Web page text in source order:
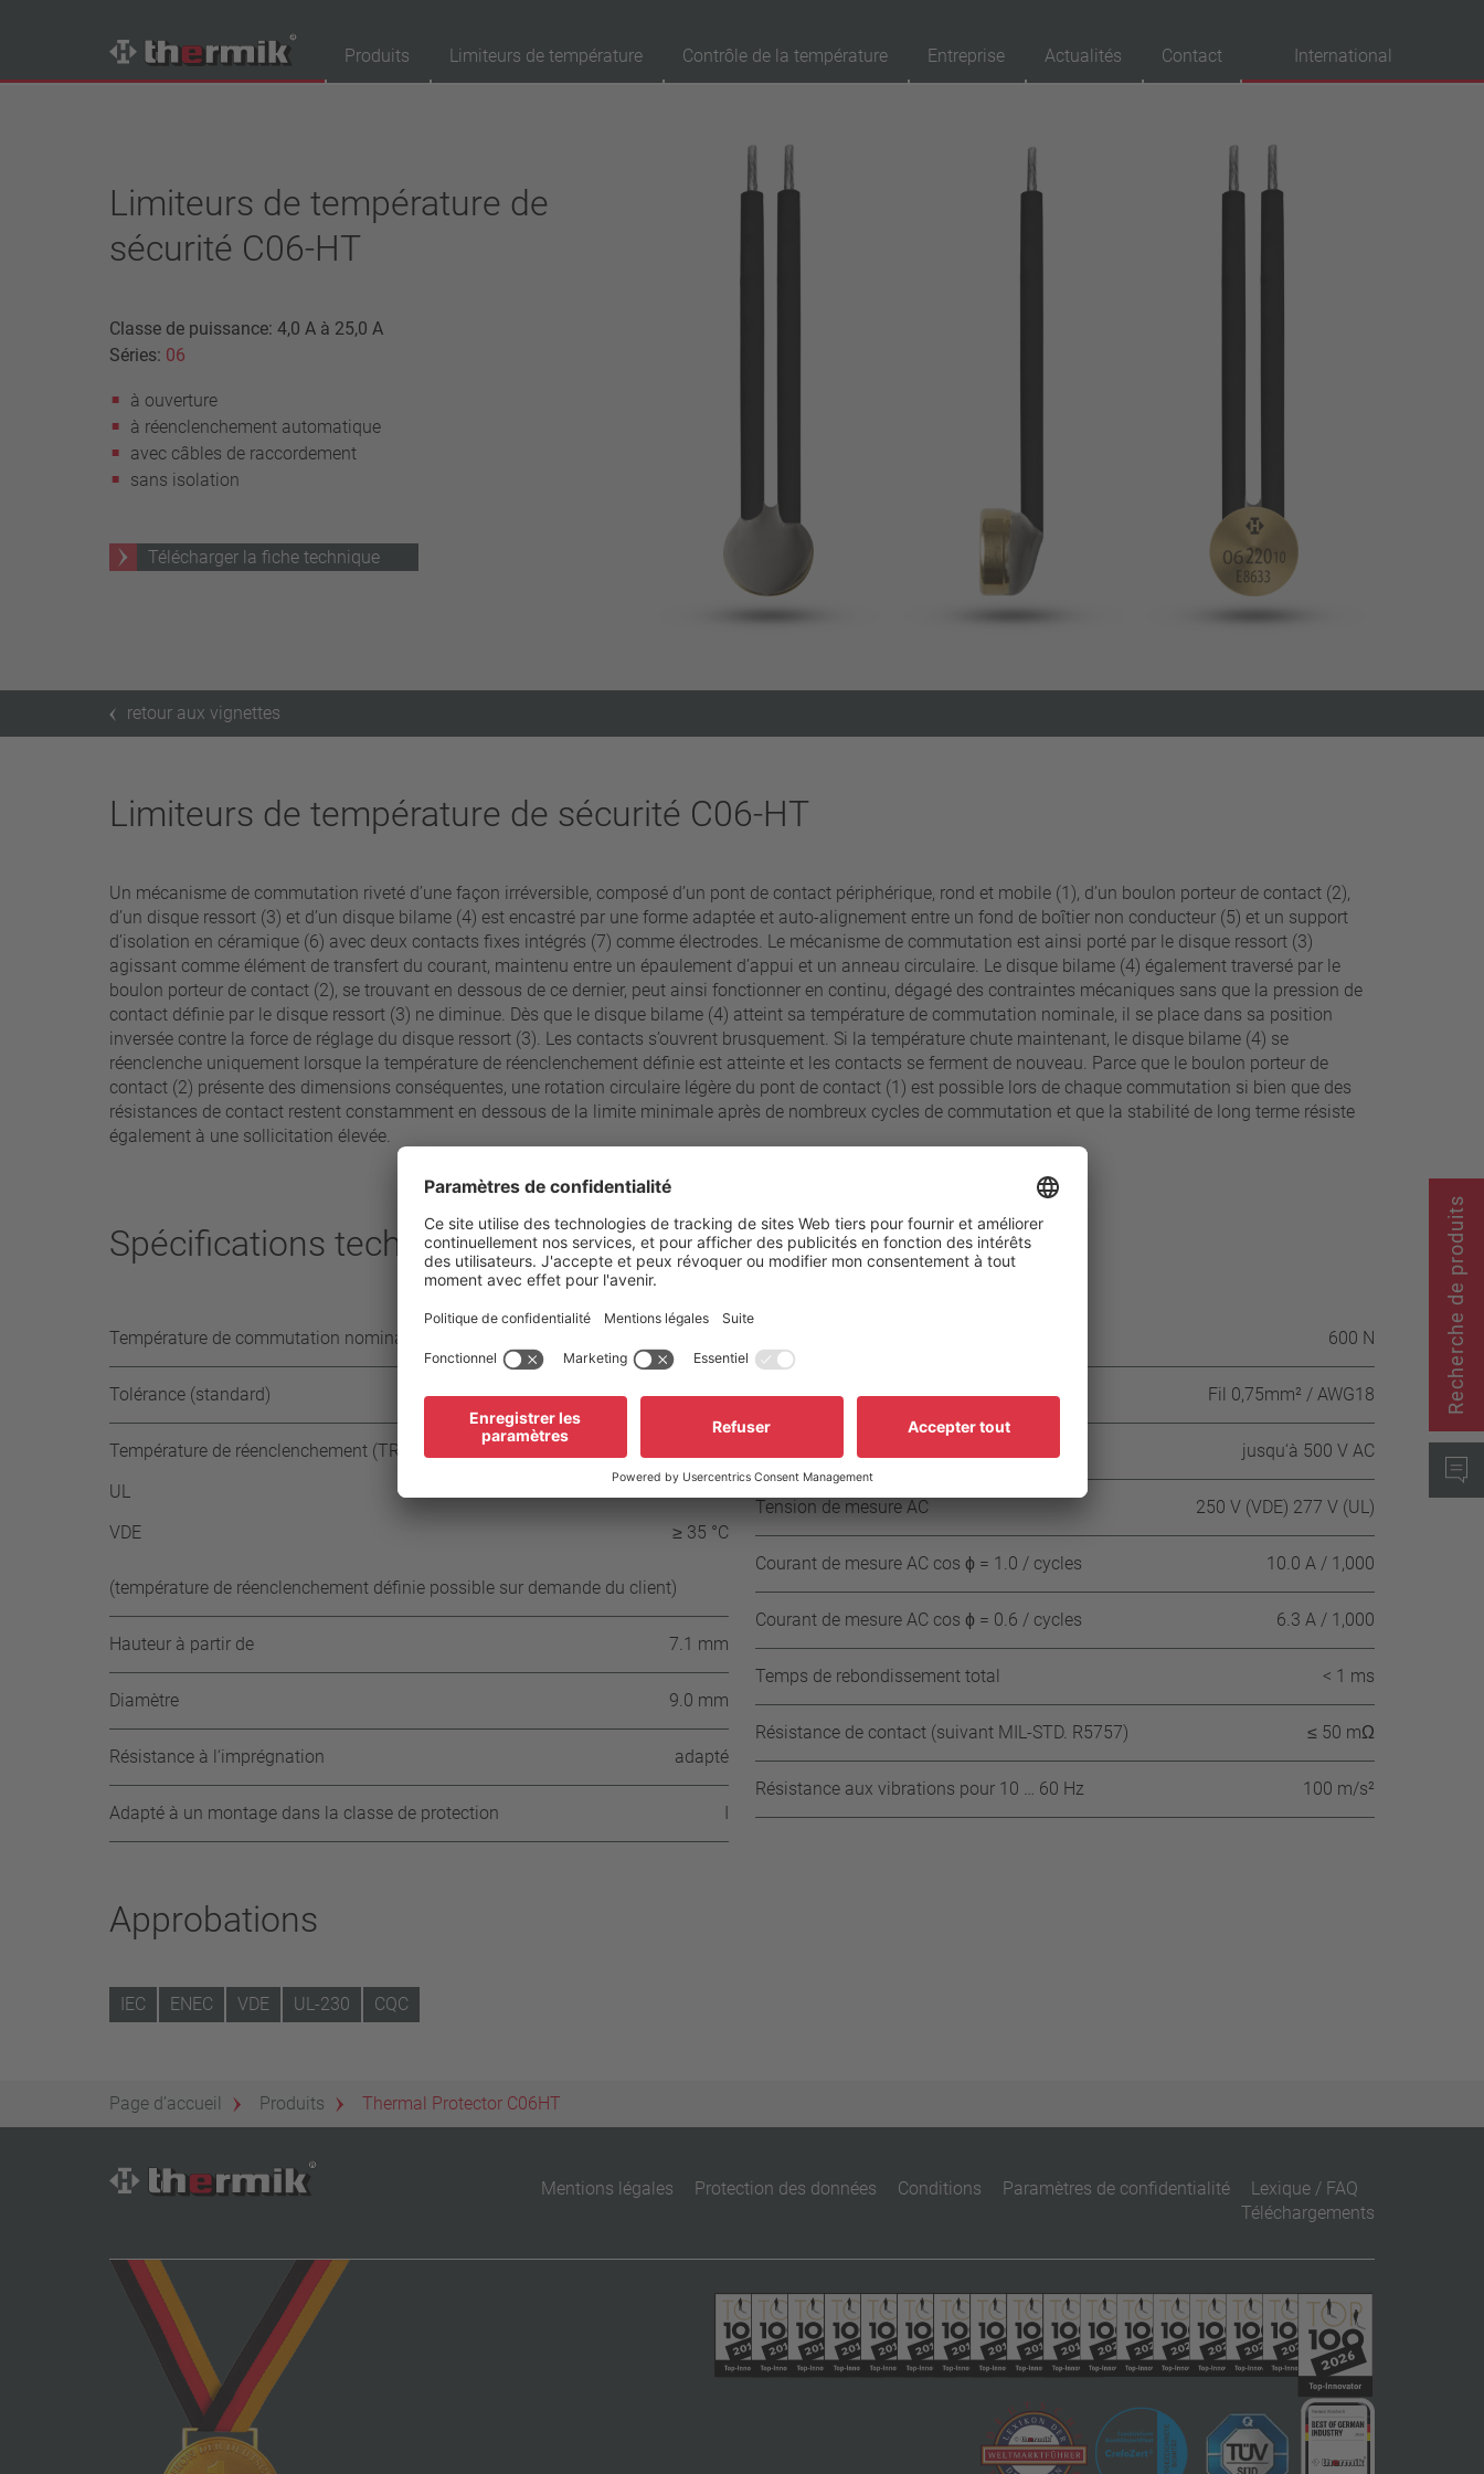
Produits Limiteurs de température Contrôle de la température Entreprise Actualités Contact International
à ouverture
à fermeture
haute température (205 – 250 °C)
1,6 A – 7,5 A
4 A – 25 A
13,5 A – 42 A
Appliquer les filtres Supprimer les filtres fermer les filtres
Limiteurs de température de
sécurité C06-HT
Classe de puissance: 4,0 A à 25,0 A
Séries: 06
à ouverture
à réenclenchement automatique
avec câbles de raccordement
sans isolation
Télécharger la fiche technique
retour aux vignettes
Limiteurs de température de sécurité C06-HT
Un mécanisme de commutation riveté d’une façon irréversible, composé d’un pont de contact périphérique, rond et mobile (1), d’un boulon porteur de contact (2),
d’un disque ressort (3) et d’un disque bilame (4) est encastré par une forme adaptée et auto-alignement entre un fond de boîtier non conducteur (5) et un support
d’isolation en céramique (6) avec deux contacts fixes intégrés (7) comme électrodes. Le mécanisme de commutation est ainsi porté par le disque ressort (3)
agissant comme élément de transfert du courant, maintenu entre un épaulement d’appui et un anneau circulaire. Le disque bilame (4) également traversé par le
boulon porteur de contact (2), se trouvant en dessous de ce dernier, peut ainsi fonctionner en continu, dégagé des contraintes mécaniques sans que la pression de
contact définie par le disque ressort (3) ne diminue. Dès que le disque bilame (4) atteint sa température de commutation nominale, il se place dans sa position
inversée contre la force de réglage du disque ressort (3). Les contacts s’ouvrent brusquement. Si la température chute maintenant, le disque bilame (4) se
réenclenche uniquement lorsque la température de réenclenchement définie est atteinte et les contacts se ferment de nouveau. Parce que le boulon porteur de
contact (2) présente des dimensions conséquentes, une rotation circulaire légère du pont de contact (1) est possible lors de chaque commutation si bien que des
résistances de contact restent constamment en dessous de la limite minimale après de nombreux cycles de commutation et que la stabilité de long terme résiste
également à une sollicitation élevée.
Spécifications techniques
Température de commutation nominale (TCN) par paliers de 5°C
Tolérance (standard) ±10 K
Température de réenclenchement (TR)
UL
VDE
≥ 35 °C
(température de réenclenchement définie possible sur demande du client)
Hauteur à partir de 7.1 mm
Diamètre 9.0 mm
Résistance à l‘imprégnation adapté
Adapté à un montage dans la classe de protection I
600 N
Raccordement standard Fil 0,75mm² / AWG18
Plage des tensions de service AC jusqu‘à 500 V AC
Tension de mesure AC 250 V (VDE) 277 V (UL)
Courant de mesure AC cos ϕ = 1.0 / cycles 10.0 A / 1,000
Courant de mesure AC cos ϕ = 0.6 / cycles 6.3 A / 1,000
Temps de rebondissement total < 1 ms
Résistance de contact (suivant MIL-STD. R5757) ≤ 50 mΩ
Résistance aux vibrations pour 10 … 60 Hz 100 m/s²
Approbations
IEC ENEC VDE UL-230 CQC
Page d’accueil Produits Thermal Protector C06HT
Mentions légales Protection des données Conditions Paramètres de confidentialité
Lexique / FAQ
Téléchargements
Recherche de produits